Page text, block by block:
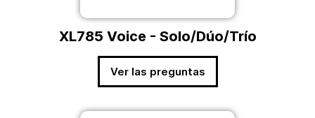
XL785 Voice - Solo/Dúo/Trío
Ver las preguntas